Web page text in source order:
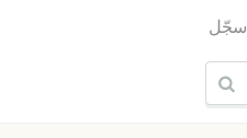
سجّل